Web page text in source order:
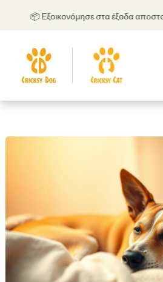
📦 Εξοικονόμησε στα έξοδα αποστολής